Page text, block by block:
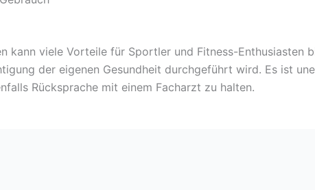
kann viele Vorteile für Sportler und Fitness-Enthusiasten
der eigenen Gesundheit durchgeführt wird. Es ist
Rücksprache mit einem Facharzt zu halten.